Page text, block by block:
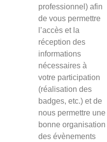
professionnel) afin
de vous permettre
l’accès et la
réception des
informations
nécessaires à
votre participation
(réalisation des
badges, etc.) et de
nous permettre une
bonne organisation
des évènements